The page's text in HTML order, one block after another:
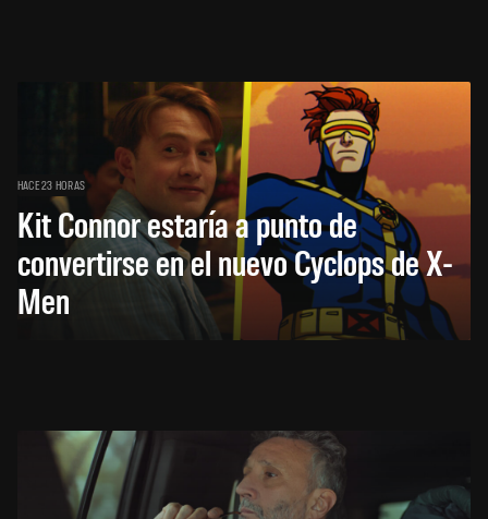
HACE 23 HORAS
Kit Connor estaría a punto de
convertirse en el nuevo Cyclops de X-
Men